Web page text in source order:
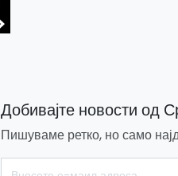
Добивајте новости од
Пишуваме ретко, но само